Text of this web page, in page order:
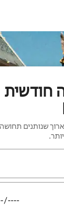
חודשית
שנותנים
לנווט עם מקשי